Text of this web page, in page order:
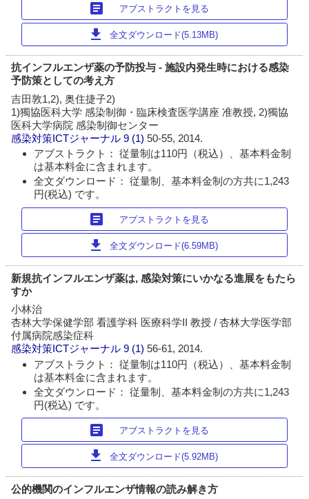
article アブストラクトを見る
download 全文ダウンロード(5.13MB)
抗インフルエンザ薬の予防投与 - 施設内発生時における感染
予防策としての考え方
吉田敦1,2), 奥住捷子2)
1)獨協医科大学 感染制御・臨床検査医学講座 准教授, 2)獨協
医科大学病院 感染制御センター
感染対策ICTジャーナル 9 (1)50-55, 2014.
アブストラクト： 従量制は110円（税込）、基本料金制
は基本料金に含まれます。
全文ダウンロード： 従量制、基本料金制の方共に1,243
円(税込) です。
article アブストラクトを見る
download 全文ダウンロード(6.59MB)
新規抗インフルエンザ薬は, 感染対策にいかなる進展をもたら
すか
小林治
杏林大学保健学部 看護学科 医療科学II 教授 / 杏林大学医学部
付属病院感染症科
感染対策ICTジャーナル 9 (1)56-61, 2014.
アブストラクト： 従量制は110円（税込）、基本料金制
は基本料金に含まれます。
全文ダウンロード： 従量制、基本料金制の方共に1,243
円(税込) です。
article アブストラクトを見る
download 全文ダウンロード(5.92MB)
公的機関のインフルエンザ情報の読み解き方